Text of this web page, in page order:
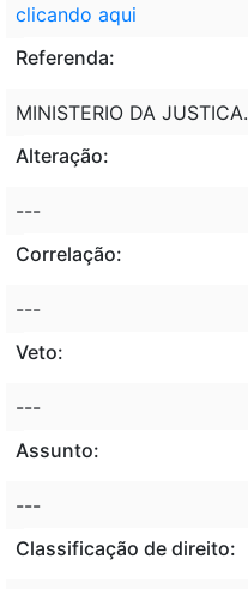
clicando aqui
Referenda:
MINISTERIO DA JUSTICA.
Alteração:
---
Correlação:
---
Veto:
---
Assunto:
---
Classificação de direito: